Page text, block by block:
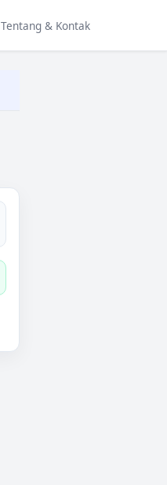
Tentang & Kontak